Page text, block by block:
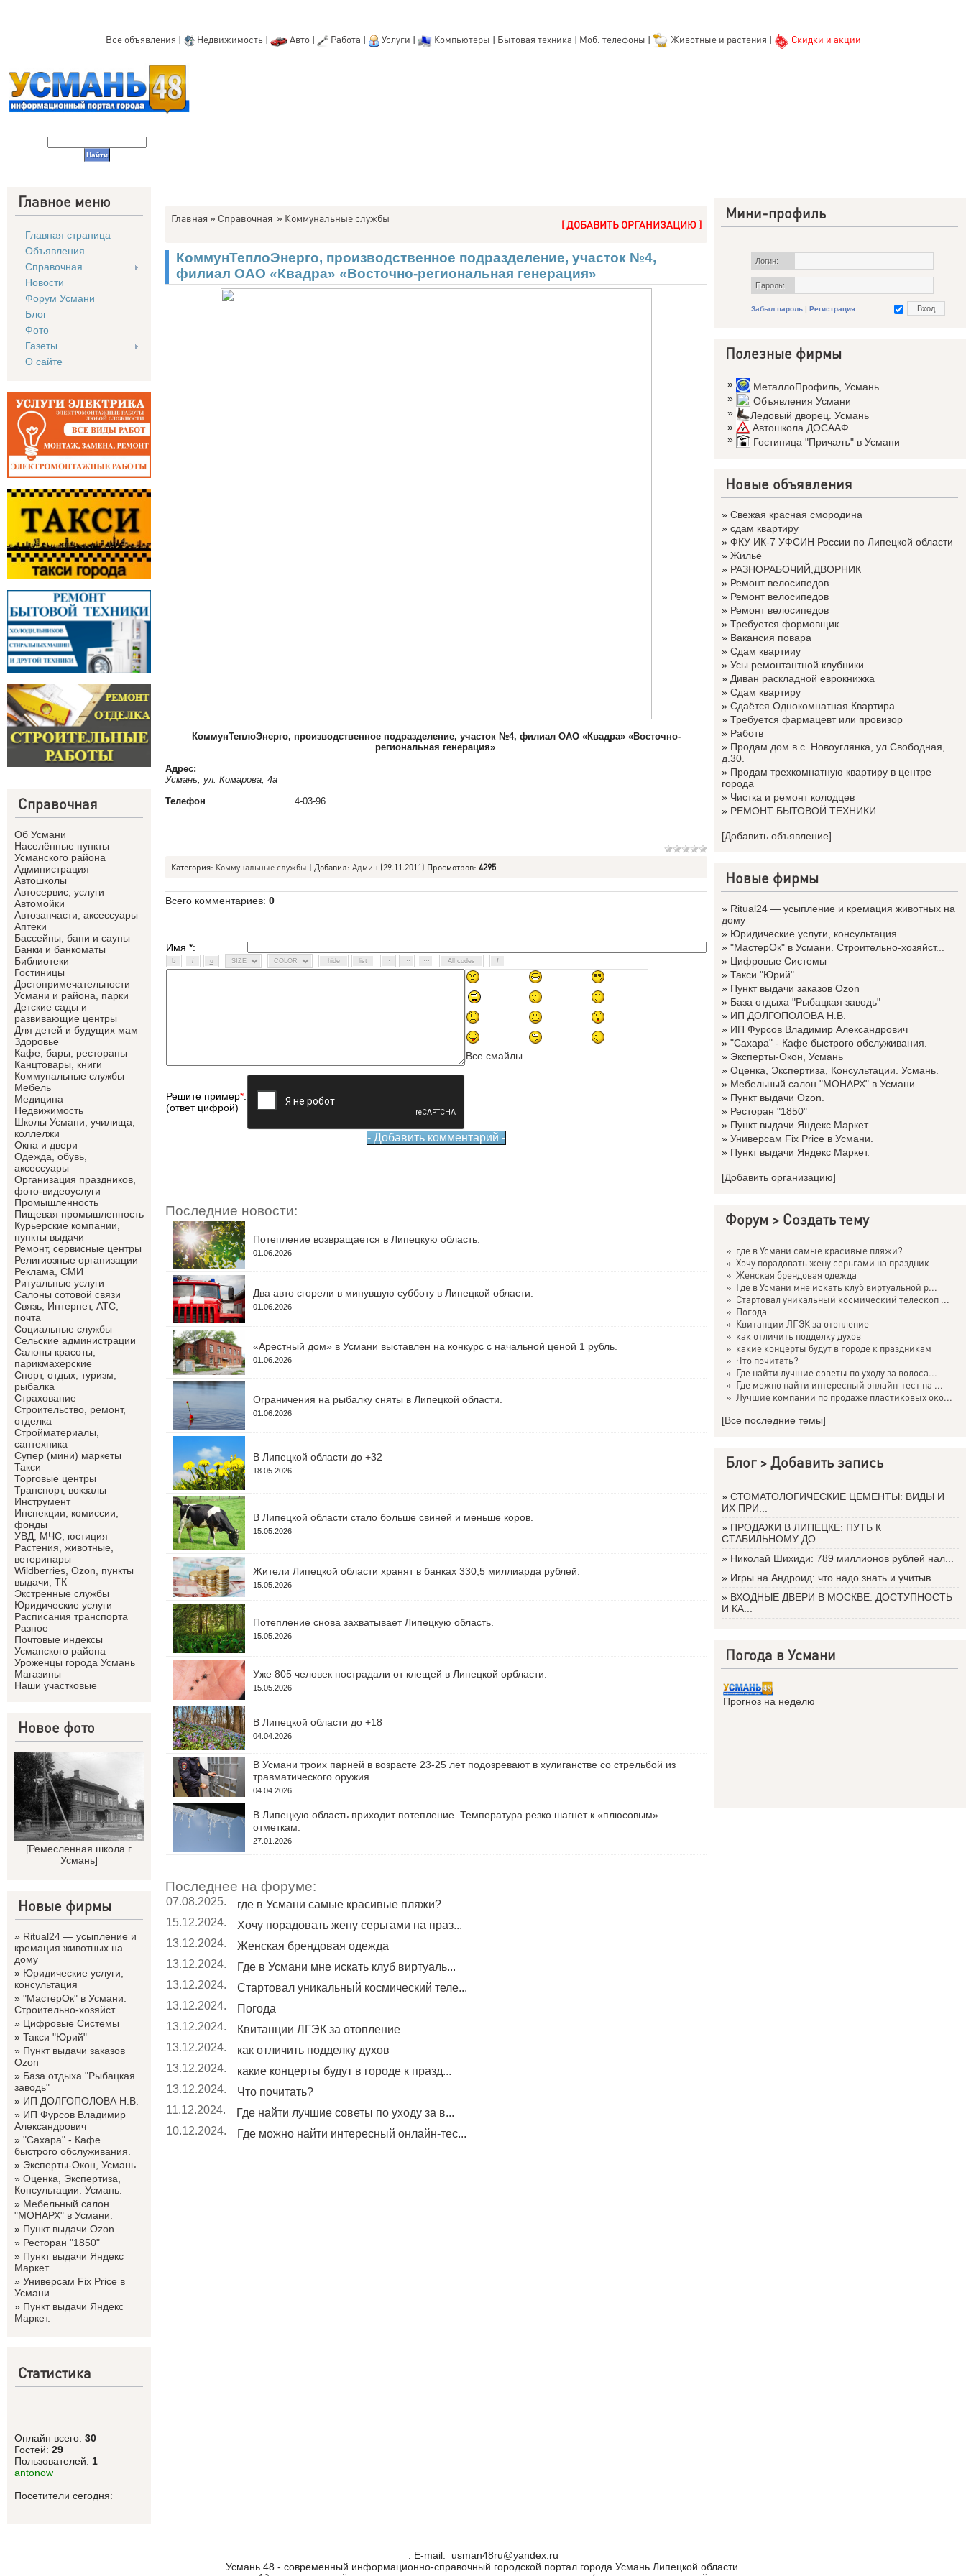
Все объявления | Недвижимость | Авто| Работа | Услуги | Компьютеры | Бытовая техника | Моб. телефоны | Животные и растения | Скидки и акции
Главное меню
Главная страница
Объявления
Справочная
Новости
Форум Усмани
Блог
Фото
Газеты
О сайте
Справочная
Об Усмани
Населённые пункты
Усманского района
Администрация
Автошколы
Автосервис, услуги
Автомойки
Автозапчасти, аксессуары
Аптеки
Бассейны, бани и сауны
Банки и банкоматы
Библиотеки
Гостиницы
Достопримечательности
Усмани и района, парки
Детские сады и
развивающие центры
Для детей и будущих мам
Здоровье
Кафе, бары, рестораны
Канцтовары, книги
Коммунальные службы
Мебель
Медицина
Недвижимость
Школы Усмани, училища,
коллелжи
Окна и двери
Одежда, обувь,
аксессуары
Организация праздников,
фото-видеоуслуги
Промышленность
Пищевая промышленность
Курьерские компании,
пункты выдачи
Ремонт, сервисные центры
Религиозные организации
Реклама, СМИ
Ритуальные услуги
Салоны сотовой связи
Связь, Интернет, АТС,
почта
Социальные службы
Сельские администрации
Салоны красоты,
парикмахерские
Спорт, отдых, туризм,
рыбалка
Страхование
Строительство, ремонт,
отделка
Cтройматериалы,
сантехника
Супер (мини) маркеты
Такси
Торговые центры
Транспорт, вокзалы
Инструмент
Инспекции, комиссии,
фонды
УВД, МЧС, юстиция
Растения, животные,
ветеринары
Wildberries, Ozon, пункты
выдачи, ТК
Экстренные службы
Юридические услуги
Расписания транспорта
Разное
Почтовые индексы
Усманского района
Уроженцы города Усмань
Магазины
Наши участковые
Новое фото
[Ремесленная школа г.
Усмань]
Новые фирмы
» Ritual24 — усыпление и
кремация животных на
дому
» Юридические услуги,
консультация
» "МастерОк" в Усмани.
Строительно-хозяйст...
» Цифровые Системы
» Такси "Юрий"
» Пункт выдачи заказов
Ozon
» База отдыха "Рыбацкая
заводь"
» ИП ДОЛГОПОЛОВА Н.В.
» ИП Фурсов Владимир
Александрович
» "Сахара" - Кафе
быстрого обслуживания.
» Эксперты-Окон, Усмань
» Оценка, Экспертиза,
Консультации. Усмань.
» Мебельный салон
"МОНАРХ" в Усмани.
» Пункт выдачи Ozon.
» Ресторан "1850"
» Пункт выдачи Яндекс
Маркет.
» Универсам Fix Price в
Усмани.
» Пункт выдачи Яндекс
Маркет.
Статистика
Онлайн всего: 30
Гостей: 29
Пользователей: 1
antonow
Посетители сегодня:
Главная » Справочная » Коммунальные службы [ ДОБАВИТЬ ОРГАНИЗАЦИЮ ]
КоммунТеплоЭнерго, производ­ственное подразделение, участок №4,
филиал ОАО «Квадра» «Вос­точно-региональная генерация»
КоммунТеплоЭнерго, производ­ственное подразделение, участок №4, филиал ОАО «Квадра» «Вос­точно-
региональная генерация»
Адрес:
Усмань, ул. Комарова, 4а
Телефон...............................4-03-96
Категория: Коммунальные службы | Добавил: Админ (29.11.2011) Просмотров: 4295
Всего комментариев: 0
Имя *:
Все смайлы
Решите пример*:
(ответ цифрой)
Последние новости:
Потепление возвращается в Липецкую область.
01.06.2026
Два авто сгорели в минувшую субботу в Липецкой области.
01.06.2026
«Арестный дом» в Усмани выставлен на конкурс с начальной ценой 1 рубль.
01.06.2026
Ограничения на рыбалку сняты в Липецкой области.
01.06.2026
В Липецкой области до +32
18.05.2026
В Липецкой области стало больше свиней и меньше коров.
15.05.2026
Жители Липецкой области хранят в банках 330,5 миллиарда рублей.
15.05.2026
Потепление снова захватывает Липецкую область.
15.05.2026
Уже 805 человек пострадали от клещей в Липецкой орбласти.
15.05.2026
В Липецкой области до +18
04.04.2026
В Усмани троих парней в возрасте 23-25 лет подозревают в хулиганстве со стрельбой из
травматического оружия.
04.04.2026
В Липецкую область приходит потепление. Температура резко шагнет к «плюсовым»
отметкам.
27.01.2026
Последнее на форуме:
07.08.2025.
где в Усмани самые красивые пляжи?
15.12.2024.
Хочу порадовать жену серьгами на праз...
13.12.2024.
Женская брендовая одежда
13.12.2024.
Где в Усмани мне искать клуб виртуаль...
13.12.2024.
Стартовал уникальный космический теле...
13.12.2024.
Погода
13.12.2024.
Квитанции ЛГЭК за отопление
13.12.2024.
как отличить подделку духов
13.12.2024.
какие концерты будут в городе к празд...
13.12.2024.
Что почитать?
11.12.2024.
Где найти лучшие советы по уходу за в...
10.12.2024.
Где можно найти интересный онлайн-тес...
Мини-профиль
Логин:
Пароль:
Забыл пароль | Регистрация
Полезные фирмы
» МеталлоПрофиль Усмань
»
Объявления Усмани
»
Ледовый дворец. Усмань
»
Автошкола ДОСААФ
»
Гостиница "Причалъ" в Усмани
Новые объявления
» Свежая красная смородина
» сдам квартиру
» ФКУ ИК-7 УФСИН России по Липецкой области
» Жильё
» РАЗНОРАБОЧИЙ,ДВОРНИК
» Ремонт велосипедов
» Ремонт велосипедов
» Ремонт велосипедов
» Требуется формовщик
» Вакансия повара
» Сдам квартииу
» Усы ремонтантной клубники
» Диван раскладной еврокнижка
» Сдам квартиру
» Сдаётся Однокомнатная Квартира
» Требуется фармацевт или провизор
» Работв
» Продам дом в с. Новоуглянка, ул.Свободная,
д.30.
» Продам трехкомнатную квартиру в центре
города
» Чистка и ремонт колодцев
» РЕМОНТ БЫТОВОЙ ТЕХНИКИ
[Добавить объявление]
Новые фирмы
» Ritual24 — усыпление и кремация животных на
дому
» Юридические услуги, консультация
» "МастерОк" в Усмани. Строительно-хозяйст...
» Цифровые Системы
» Такси "Юрий"
» Пункт выдачи заказов Ozon
» База отдыха "Рыбацкая заводь"
» ИП ДОЛГОПОЛОВА Н.В.
» ИП Фурсов Владимир Александрович
» "Сахара" - Кафе быстрого обслуживания.
» Эксперты-Окон, Усмань
» Оценка, Экспертиза, Консультации. Усмань.
» Мебельный салон "МОНАРХ" в Усмани.
» Пункт выдачи Ozon.
» Ресторан "1850"
» Пункт выдачи Яндекс Маркет.
» Универсам Fix Price в Усмани.
» Пункт выдачи Яндекс Маркет.
[Добавить организацию]
Форум > Создать тему
» где в Усмани самые красивые пляжи?
» Хочу порадовать жену серьгами на праздник
» Женская брендовая одежда
» Где в Усмани мне искать клуб виртуальной р...
» Стартовал уникальный космический телескоп ...
» Погода
» Квитанции ЛГЭК за отопление
» как отличить подделку духов
» какие концерты будут в городе к праздникам
» Что почитать?
» Где найти лучшие советы по уходу за волоса...
» Где можно найти интересный онлайн-тест на ...
» Лучшие компании по продаже пластиковых око...
[Все последние темы]
Блог >Добавить запись
» СТОМАТОЛОГИЧЕСКИЕ ЦЕМЕНТЫ: ВИДЫ И
ИХ ПРИ...
» ПРОДАЖИ В ЛИПЕЦКЕ: ПУТЬ К
СТАБИЛЬНОМУ ДО...
» Николай Шихиди: 789 миллионов рублей нал...
» Игры на Андроид: что надо знать и учитыв...
» ВХОДНЫЕ ДВЕРИ В МОСКВЕ: ДОСТУПНОСТЬ
И КА...
Погода в Усмани
Прогноз на неделю
. Е-mail: usman48ru@yandex.ru
Усмань 48 - современный информационно-справочный городской портал города Усмань Липецкой области.